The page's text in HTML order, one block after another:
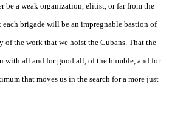
be a weak organization, elitist, or far from the
brigade will be an impregnable bastion of
of the work that we hoist the Cubans. That the
with all and for good all, of the humble, and for
that moves us in the search for a more just